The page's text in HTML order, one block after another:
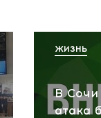
В Сочи
атака
ЖИЗНЬ